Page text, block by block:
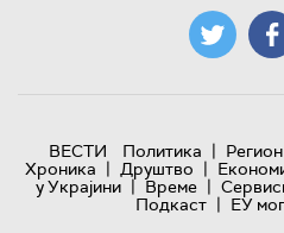
ВЕСТИ Политика | Регион
Хроника | Друштво |
у Украјини | Време |
Подкаст | ЕУ